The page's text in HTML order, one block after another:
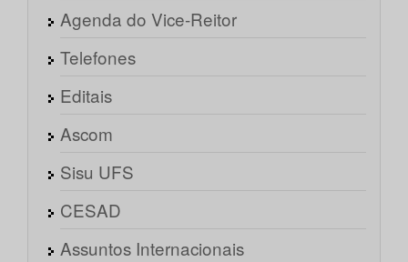
Agenda do Vice-Reitor
Telefones
Editais
Ascom
Sisu UFS
CESAD
Assuntos Internacionais